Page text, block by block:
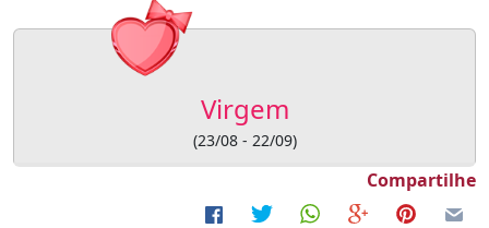
Virgem
(23/08 - 22/09)
Compartilhe